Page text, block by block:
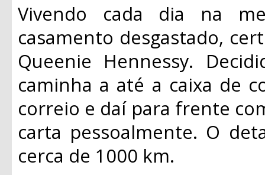
Vivendo cada dia na
casamento desgastado,
Queenie Hennessy.
caminha a até a caixa de
correio e daí para frente
carta pessoalmente. O
cerca de 1000 km.